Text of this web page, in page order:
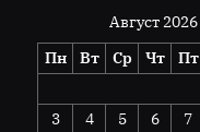
Август 2026
Пн
Вт Ср Чт Пт
3
4 5 6 7